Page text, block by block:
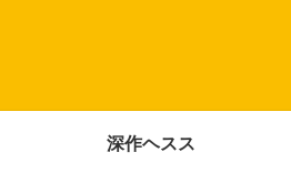
深作ヘスス